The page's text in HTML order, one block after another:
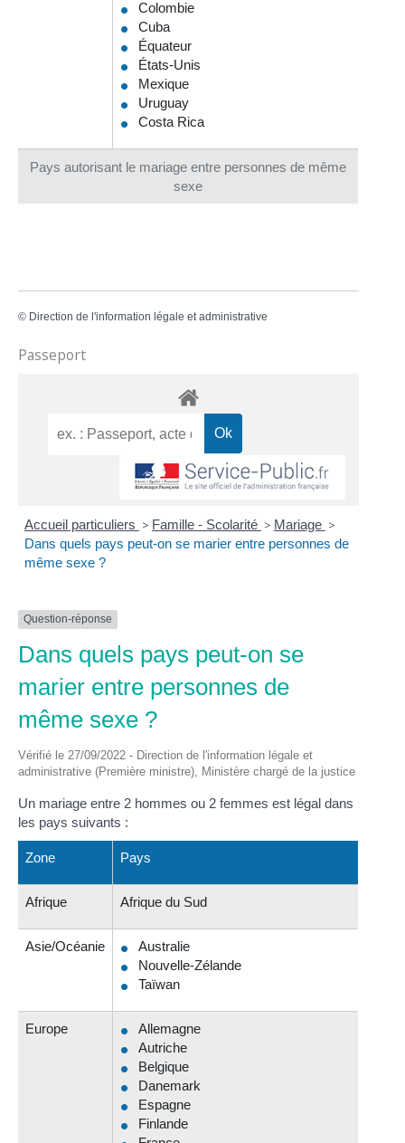
Pays autorisant le mariage entre personnes de même
sexe
Colombie
Cuba
Équateur
États-Unis
Mexique
Uruguay
Costa Rica
© Direction de l'information légale et administrative
Passeport
Accueil particuliers > Famille - Scolarité > Mariage >
Dans quels pays peut-on se marier entre personnes de
même sexe ?
Question-réponse
Dans quels pays peut-on se
marier entre personnes de
même sexe ?
Vérifié le 27/09/2022 - Direction de l'information légale et
administrative (Première ministre), Ministère chargé de la justice
Un mariage entre 2 hommes ou 2 femmes est légal dans
les pays suivants :
Zone Pays
Afrique Afrique du Sud
Asie/Océanie
Australie
Nouvelle-Zélande
Taïwan
Europe
Allemagne
Autriche
Belgique
Danemark
Espagne
Finlande